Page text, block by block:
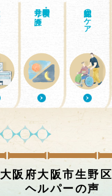
日中・夜間の
見守り介護 認知症のケア
大阪府大阪市生野区
ヘルパーの声